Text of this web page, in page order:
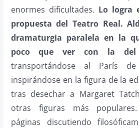
enormes dificultades. Lo logra
propuesta del Teatro Real.
dramaturgia paralela en la
poco que ver con la del
transportándose al París
inspirándose en la figura de la
tras desechar a Margaret
otras figuras más
páginas discutiendo